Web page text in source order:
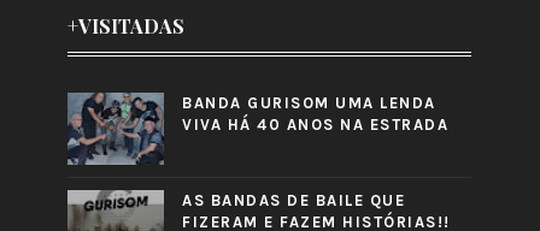
+VISITADAS
BANDA GURISOM UMA LENDA
VIVA HÁ 40 ANOS NA ESTRADA
AS BANDAS DE BAILE QUE
FIZERAM E FAZEM HISTÓRIAS!!